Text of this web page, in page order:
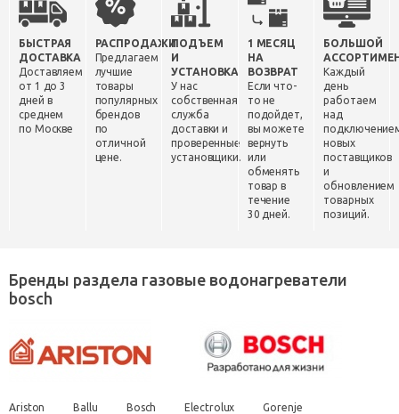
БЫСТРАЯ
ДОСТАВКА
Доставляем
от 1 до 3
дней в
среднем
по Москве
РАСПРОДАЖИ
Предлагаем
лучшие
товары
популярных
брендов
по
отличной
цене.
ПОДЪЕМ
И
УСТАНОВКА
У нас
собственная
служба
доставки и
проверенные
установщики.
1 МЕСЯЦ
НА
ВОЗВРАТ
Если что-
то не
подойдет,
вы можете
вернуть
или
обменять
товар в
течение
30 дней.
БОЛЬШОЙ
Каждый
день
работаем
над
новых
поставщиков
и
обновлением
товарных
позиций.
Бренды раздела газовые водонагреватели
bosch
Ariston Ballu Bosch Electrolux Gorenje